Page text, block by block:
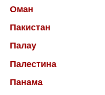
Оман
Пакистан
Палау
Палестина
Панама